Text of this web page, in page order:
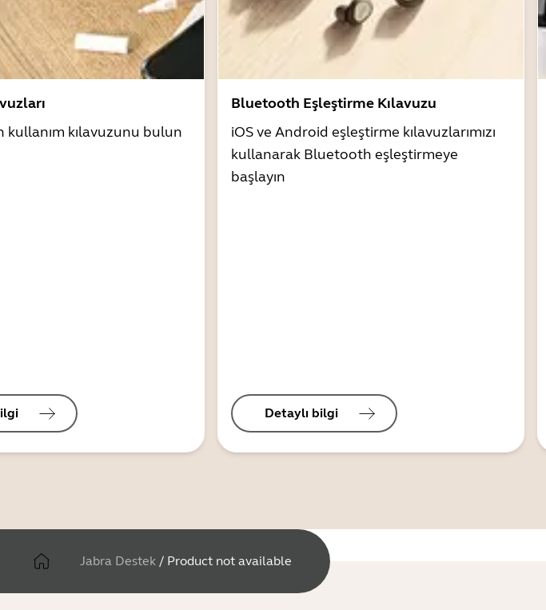
kılavuzunu bulun
Bluetooth Eşleştirme Kılavuzu
iOS ve Android eşleştirme kılavuzlarımızı
kullanarak Bluetooth eşleştirmeye
başlayın
Detaylı bilgi
Jabra Destek / Product not available